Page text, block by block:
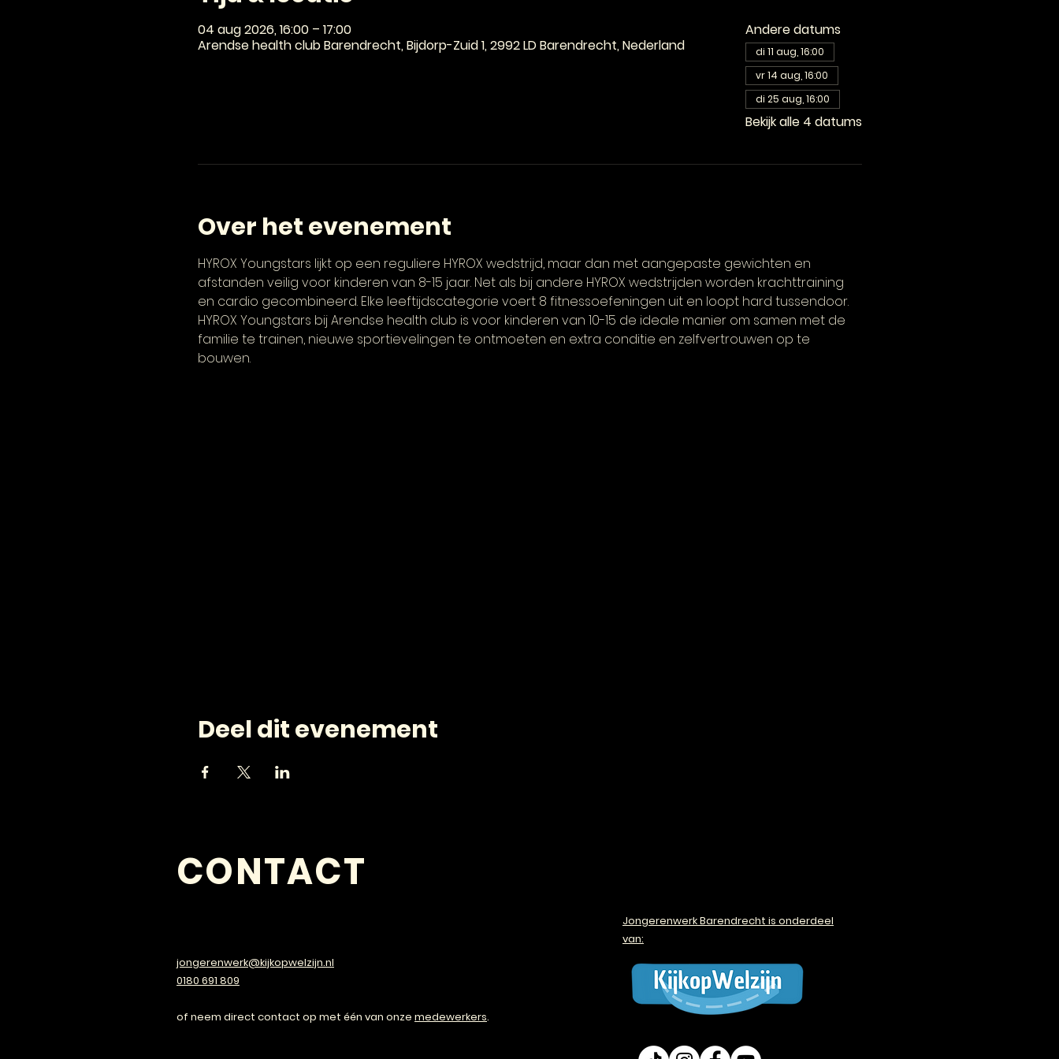
04 aug 2026, 16:00 – 17:00
Arendse health club Barendrecht, Bijdorp-Zuid 1, 2992 LD Barendrecht, Nederland
Andere datums
di 11 aug, 16:00
vr 14 aug, 16:00
di 25 aug, 16:00
Bekijk alle 4 datums
Over het evenement
HYROX Youngstars lijkt op een reguliere HYROX wedstrijd, maar dan met aangepaste gewichten en
afstanden veilig voor kinderen van 8-15 jaar. Net als bij andere HYROX wedstrijden worden krachttraining
en cardio gecombineerd. Elke leeftijdscategorie voert 8 fitnessoefeningen uit en loopt hard tussendoor.
HYROX Youngstars bij Arendse health club is voor kinderen van 10-15 de ideale manier om samen met de
familie te trainen, nieuwe sportievelingen te ontmoeten en extra conditie en zelfvertrouwen op te
bouwen.
Deel dit evenement
jongerenwerk@kijkopwelzijn.nl
0180 691 809
of neem direct contact op met één van onze medewerkers.
Jongerenwerk Barendrecht is onderdeel
van:
CONTACT